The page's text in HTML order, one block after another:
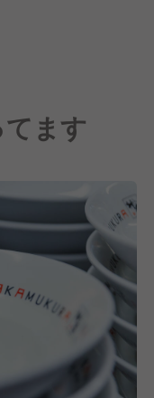
パレルや全く違う
といえます。
さん)やパート・
と、女性比率が全
いうと珍しいかも
として活躍してい
という方針のも
く仕事ができるか
ます